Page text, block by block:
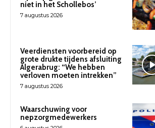
niet in het Schollebos’
7 augustus 2026
Veerdiensten voorbereid op
grote drukte tijdens afsluiting
Algerabrug: “We hebben
verloven moeten intrekken”
7 augustus 2026
Waarschuwing voor
nepzorgmedewerkers